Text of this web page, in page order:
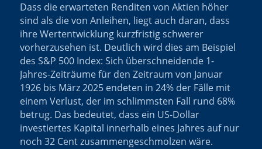
Dass die erwarteten Renditen von Aktien höher
sind als die von Anleihen, liegt auch daran, dass
ihre Wertentwicklung kurzfristig schwerer
vorherzusehen ist. Deutlich wird dies am Beispiel
des S&P 500 Index: Sich überschneidende 1-
Jahres-Zeiträume für den Zeitraum von Januar
1926 bis März 2025 endeten in 24% der Fälle mit
einem Verlust, der im schlimmsten Fall rund 68%
betrug. Das bedeutet, dass ein US-Dollar
investiertes Kapital innerhalb eines Jahres auf nur
noch 32 Cent zusammengeschmolzen wäre.